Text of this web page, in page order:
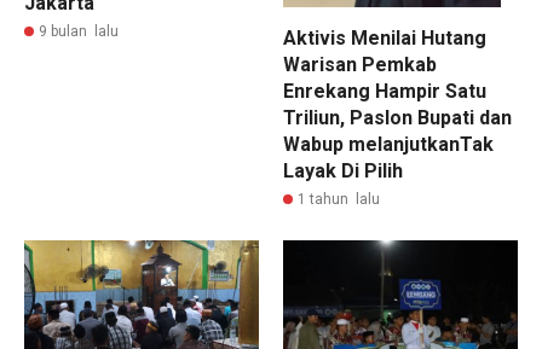
9 bulan lalu
Aktivis Menilai Hutang
Warisan Pemkab
Enrekang Hampir Satu
Triliun, Paslon Bupati dan
Wabup melanjutkanTak
Layak Di Pilih
1 tahun lalu